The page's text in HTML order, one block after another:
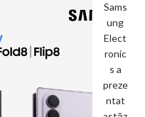
Sams
ung
Elect
ronic
s a
preze
ntat